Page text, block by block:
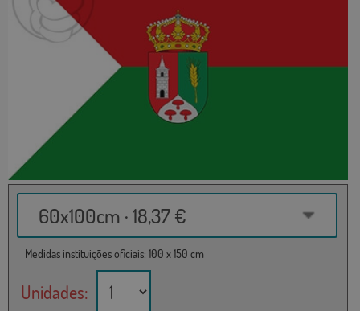
60x100cm · 18,37 €
Medidas instituições oficiais: 100 x 150 cm
Unidades: